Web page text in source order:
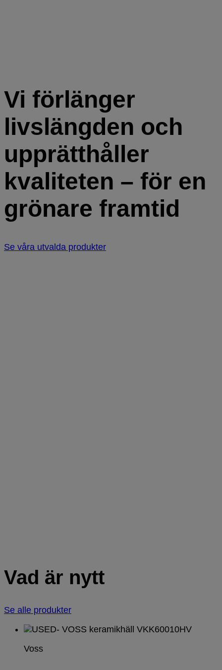
Vi förlänger
livslängden och
upprätthåller
kvaliteten – för en
grönare framtid
Se våra utvalda produkter
Vad är nytt
Se alle produkter
Voss